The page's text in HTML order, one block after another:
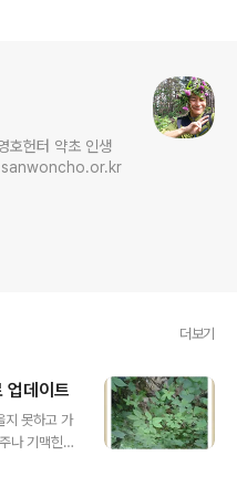
호헌터 약초 인생
더보기
업데이트
지 못하고 가
나 기맥힌
가슴에 이상